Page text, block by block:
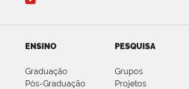
ENSINO
Graduação
Pós-Graduação
PESQUISA
Grupos
Projetos